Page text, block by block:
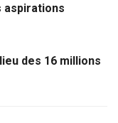
aspirations
des 16 millions